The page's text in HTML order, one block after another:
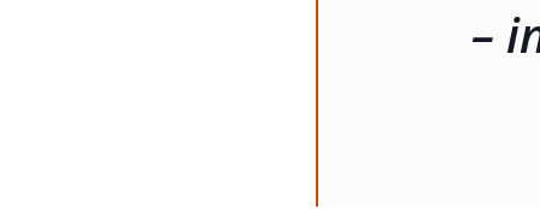
–